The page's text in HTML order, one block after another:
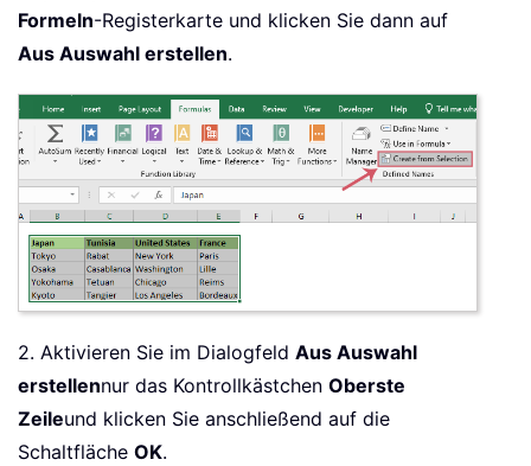
Formeln-Registerkarte und klicken Sie dann auf
Aus Auswahl erstellen.
2. Aktivieren Sie im Dialogfeld Aus Auswahl
erstellennur das Kontrollkästchen Oberste
Zeileund klicken Sie anschließend auf die
Schaltfläche OK.